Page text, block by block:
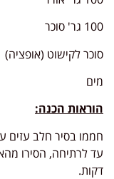
100 גר' סוכר
סוכר לקישוט (אופציה)
מים
הוראות הכנה:
חממו בסיר חלב עזים
דקות.